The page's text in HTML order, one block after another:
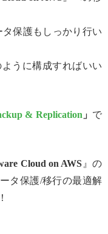
タ保護もしっかり行い
うに構成すればいい
& Replication 」 で
Cloud on AWS 』の
タ保護/移行の最適解